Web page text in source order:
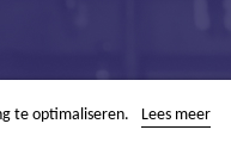
te optimaliseren. Lees meer